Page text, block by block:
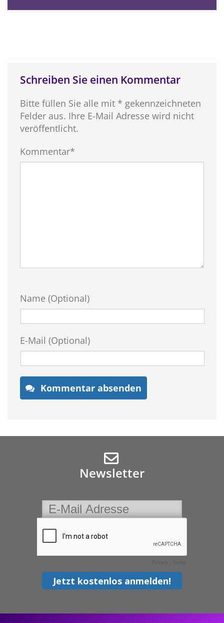
Schreiben Sie einen Kommentar
Bitte füllen Sie alle mit * gekennzeichneten
Felder aus. Ihre E-Mail Adresse wird nicht
veröffentlicht.
Kommentar*
Name (Optional)
E-Mail (Optional)
Kommentar absenden
Newsletter